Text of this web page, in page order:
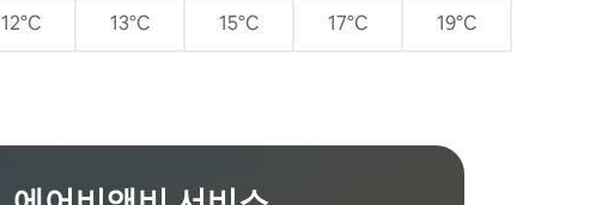
12°C 13°C 15°C 17°C 19°C